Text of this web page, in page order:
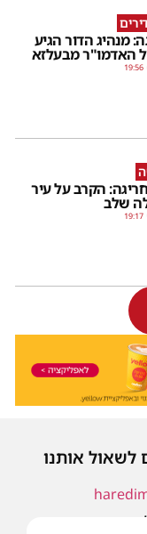
מנהיג הדור הגיע
האדמו"ר מבעלזא
19:56
הקרב על עיר
שלב
19:17
לשאול אותנו
בהקדם